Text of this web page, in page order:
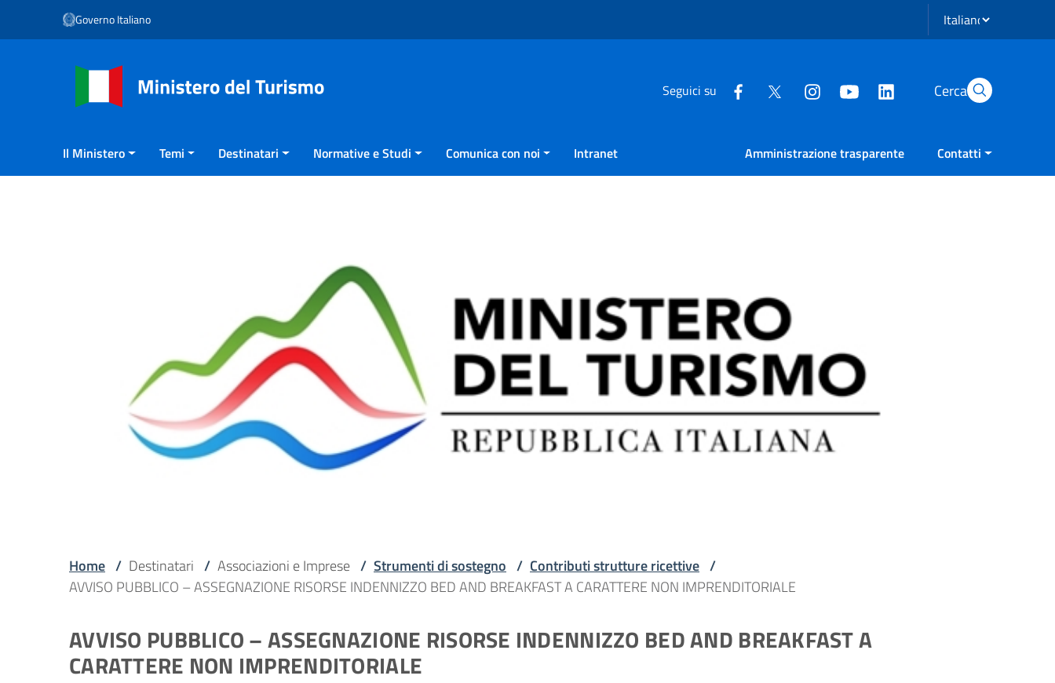
Vai ai contenuti
Vai al menu di navigazione
Governo Italiano Seleziona lingua
Seguici su Cerca
Il Ministero Temi Destinatari Normative e Studi Comunica con noi Intranet Amministrazione trasparente Contatti
Home / Destinatari / Associazioni e Imprese / Strumenti di sostegno / Contributi strutture ricettive /
AVVISO PUBBLICO – ASSEGNAZIONE RISORSE INDENNIZZO BED AND BREAKFAST A CARATTERE NON IMPRENDITORIALE
AVVISO PUBBLICO – ASSEGNAZIONE RISORSE INDENNIZZO BED AND BREAKFAST A
CARATTERE NON IMPRENDITORIALE